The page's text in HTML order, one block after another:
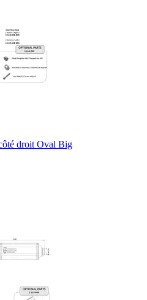
droit Oval Big